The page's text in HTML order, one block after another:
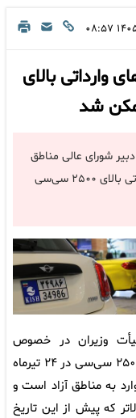
وارداتی بالای
شورای عالی مناطق
آزاد از امکان شماره‌گذاری ملی خودروهای وارداتی بالای ۲۵۰۰ سی‌سی
وزیران در خصوص
ممنوعیت پلاک‌گذاری ملی خودروهای بالای ۲۵۰۰ سی‌سی در ۲۴ تیرماه
به مناطق آزاد است و
۲۵۰۰ سی‌سی و بالاتر که پیش از این تاریخ